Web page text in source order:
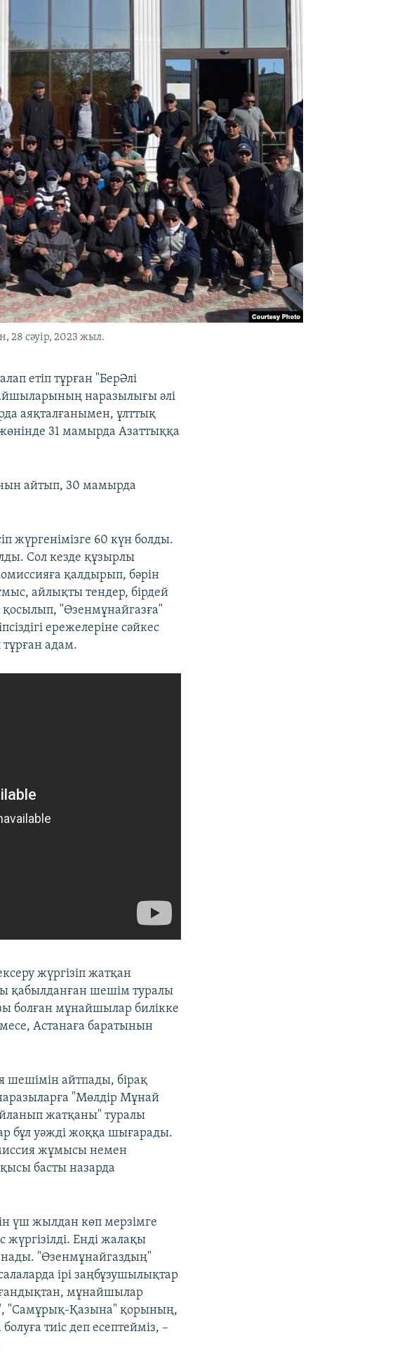
28 сәуір, 2023 жыл.
етіп тұрған "БерӘлі
наразылығы әлі
аяқталғанымен, ұлттық
31 мамырда Азаттыққа
айтып, 30 мамырда
жүргенімізге 60 күн болды.
Сол кезде құзырлы
қалдырып, бәрін
айлықты тендер, бірдей
"Өзенмұнайгазға"
ережелеріне сәйкес
адам.
жүргізіп жатқан
қабылданған шешім туралы
болған мұнайшылар билікке
Астанаға баратынын
шешімін айтпады, бірақ
"Мөлдір Мұнай
жатқаны" туралы
бұл уәжді жоққа шығарады.
жұмысы немен
басты назарда
үш жылдан көп мерзімге
Енді жалақы
"Өзенмұнайгаздың"
ірі заңбұзушылықтар
мұнайшылар
"Самұрық-Қазына" қорының,
тиіс деп есептейміз, –